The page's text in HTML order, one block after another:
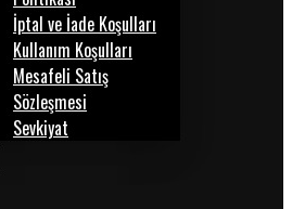
İptal ve İade Koşulları
Kullanım Koşulları
Mesafeli Satış
Sözleşmesi
Sevkiyat